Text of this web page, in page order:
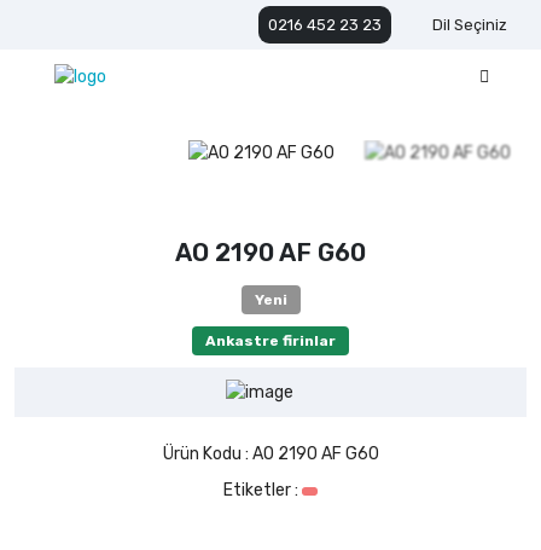
0216 452 23 23 Dil Seçiniz
AO 2190 AF G60
Yeni
Ankastre firinlar
Ürün Kodu : AO 2190 AF G60
Etiketler :